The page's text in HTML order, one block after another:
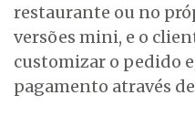
restaurante ou no
versões mini, e o
customizar o pedido
pagamento através